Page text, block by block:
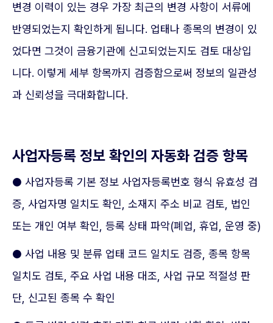
변경 이력이 있는 경우 가장 최근의 변경 사항이 서류에
반영되었는지 확인하게 됩니다. 업태나 종목의 변경이 있
었다면 그것이 금융기관에 신고되었는지도 검토 대상입
니다. 이렇게 세부 항목까지 검증함으로써 정보의 일관성
과 신뢰성을 극대화합니다.
사업자등록 정보 확인의 자동화 검증 항목
● 사업자등록 기본 정보 사업자등록번호 형식 유효성 검
증, 사업자명 일치도 확인, 소재지 주소 비교 검토, 법인
또는 개인 여부 확인, 등록 상태 파악(폐업, 휴업, 운영 중)
● 사업 내용 및 분류 업태 코드 일치도 검증, 종목 항목
일치도 검토, 주요 사업 내용 대조, 사업 규모 적절성 판
단, 신고된 종목 수 확인